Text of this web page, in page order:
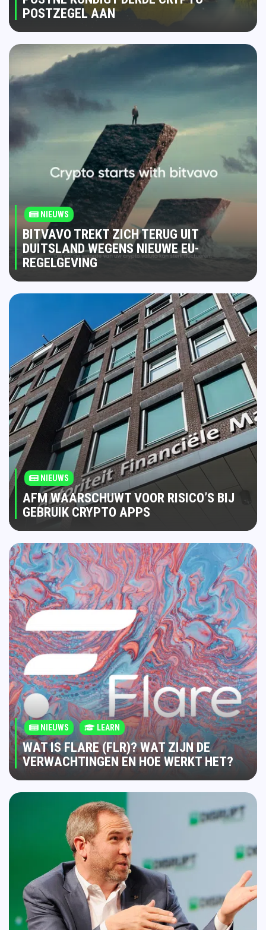
POSTZEGEL AAN
NIEUWS
BITVAVO TREKT ZICH TERUG UIT
DUITSLAND WEGENS NIEUWE EU-
REGELGEVING
NIEUWS
AFM WAARSCHUWT VOOR RISICO’S BIJ
GEBRUIK CRYPTO APPS
NIEUWS LEARN
WAT IS FLARE (FLR)? WAT ZIJN DE
VERWACHTINGEN EN HOE WERKT HET?